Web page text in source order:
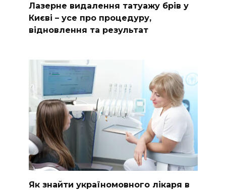
Лазерне видалення татуажу брів у
Києві – усе про процедуру,
відновлення та результат
Як знайти україномовного лікаря в